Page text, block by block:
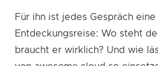
Für ihn ist jedes Gespräch
Entdeckungsreise: Wo steht
braucht er wirklich? Und wie